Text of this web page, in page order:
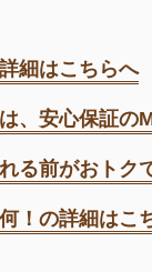
細はこちらへ
、安心保証
る前がおトク
！の詳細はこ